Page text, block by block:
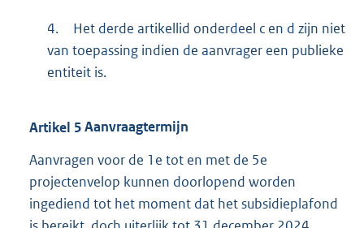
4.
Het derde artikellid onderdeel c en d zijn niet
van toepassing indien de aanvrager een publieke
entiteit is.
Artikel 5Aanvraagtermijn
Aanvragen voor de 1e tot en met de 5e
projectenvelop kunnen doorlopend worden
ingediend tot het moment dat het subsidieplafond